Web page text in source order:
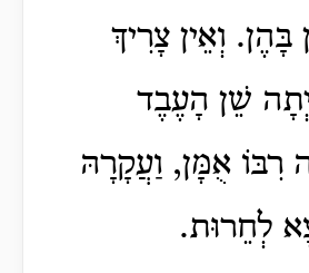
וְאֵין צָרִיךְ
שֵׁן הָעֶבֶד
רִבּוֹ אֻמָּן, וַעֲקָרָהּ
לְחֵרוּת.